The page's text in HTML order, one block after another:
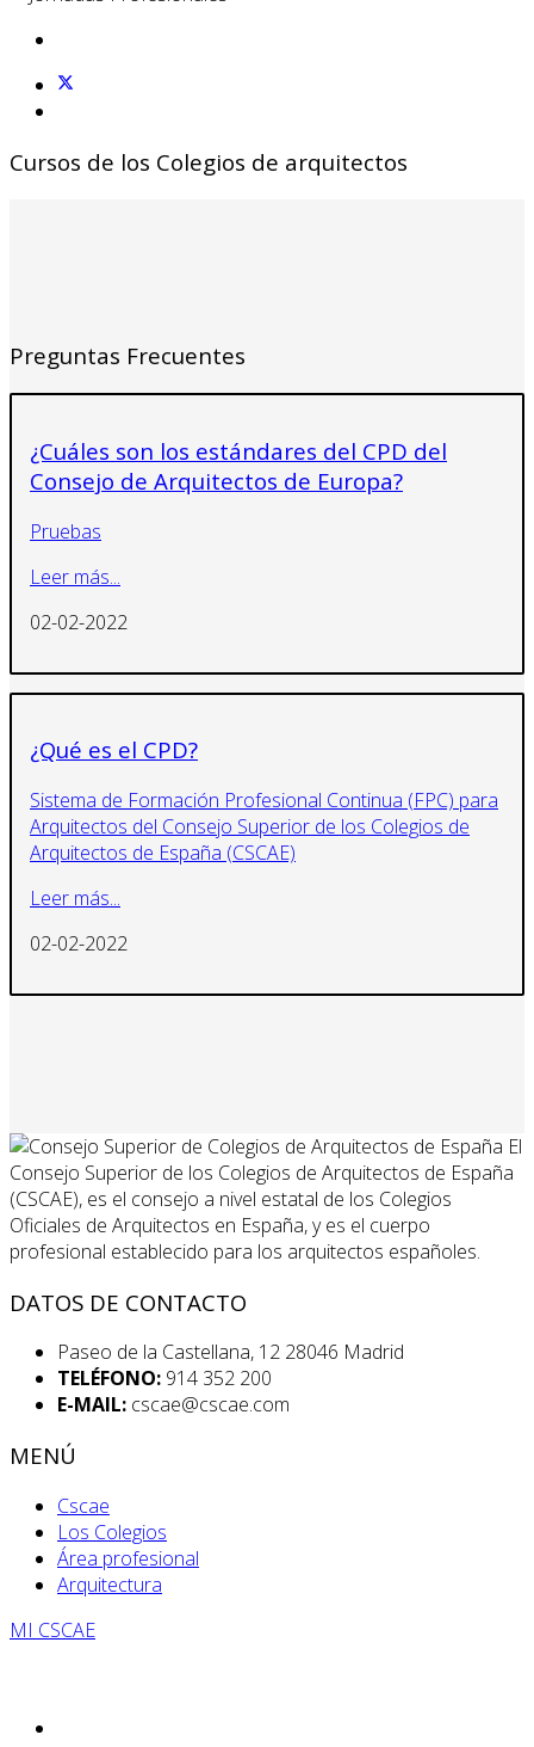
Cursos de los Colegios de arquitectos
Preguntas Frecuentes
¿Cuáles son los estándares del CPD del
Consejo de Arquitectos de Europa?
Pruebas
Leer más...
02-02-2022
¿Qué es el CPD?
Sistema de Formación Profesional Continua (FPC) para
Arquitectos del Consejo Superior de los Colegios de
Arquitectos de España (CSCAE)
Leer más...
02-02-2022
El
Consejo Superior de los Colegios de Arquitectos de España
(CSCAE), es el consejo a nivel estatal de los Colegios
Oficiales de Arquitectos en España, y es el cuerpo
profesional establecido para los arquitectos españoles.
DATOS DE CONTACTO
Paseo de la Castellana, 12 28046 Madrid
TELÉFONO: 914 352 200
E-MAIL: cscae@cscae.com
MENÚ
Cscae
Los Colegios
Área profesional
Arquitectura
MI CSCAE